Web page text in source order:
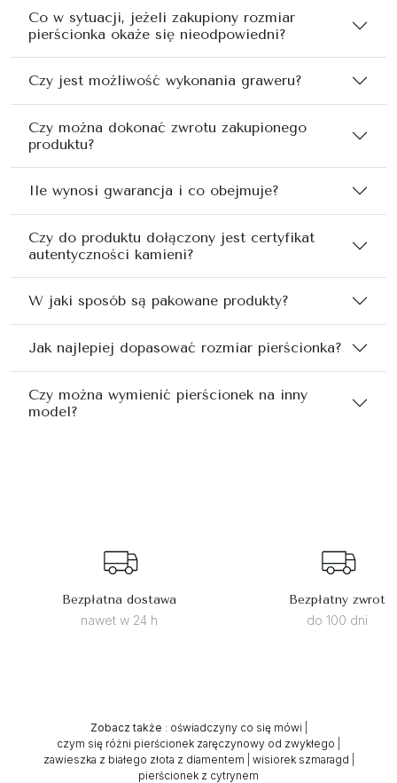
Co w sytuacji, jeżeli zakupiony rozmiar
pierścionka okaże się nieodpowiedni?
Czy jest możliwość wykonania graweru?
Czy można dokonać zwrotu zakupionego
produktu?
Ile wynosi gwarancja i co obejmuje?
Czy do produktu dołączony jest certyfikat
autentyczności kamieni?
W jaki sposób są pakowane produkty?
Jak najlepiej dopasować rozmiar pierścionka?
Czy można wymienić pierścionek na inny
model?
Bezpłatna dostawa
nawet w 24 h
Bezpłatny zwrot
do 100 dni
Zobacz także : oświadczyny co się mówi
czym się różni pierścionek zaręczynowy od zwykłego
zawieszka z białego złota z diamentem
wisiorek szmaragd
pierścionek z cytrynem